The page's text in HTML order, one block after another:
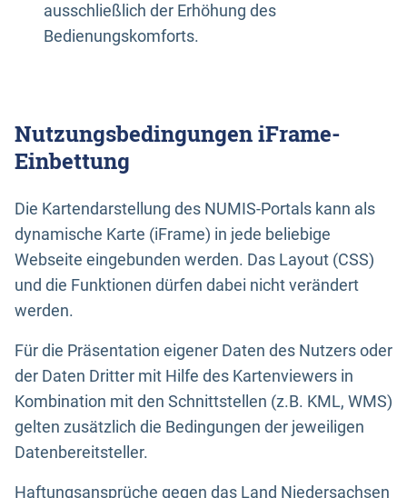
ausschließlich der Erhöhung des
Bedienungskomforts.
Nutzungsbedingungen iFrame-
Einbettung
Die Kartendarstellung des NUMIS-Portals kann als
dynamische Karte (iFrame) in jede beliebige
Webseite eingebunden werden. Das Layout (CSS)
und die Funktionen dürfen dabei nicht verändert
werden.
Für die Präsentation eigener Daten des Nutzers oder
der Daten Dritter mit Hilfe des Kartenviewers in
Kombination mit den Schnittstellen (z.B. KML, WMS)
gelten zusätzlich die Bedingungen der jeweiligen
Datenbereitsteller.
Haftungsansprüche gegen das Land Niedersachsen